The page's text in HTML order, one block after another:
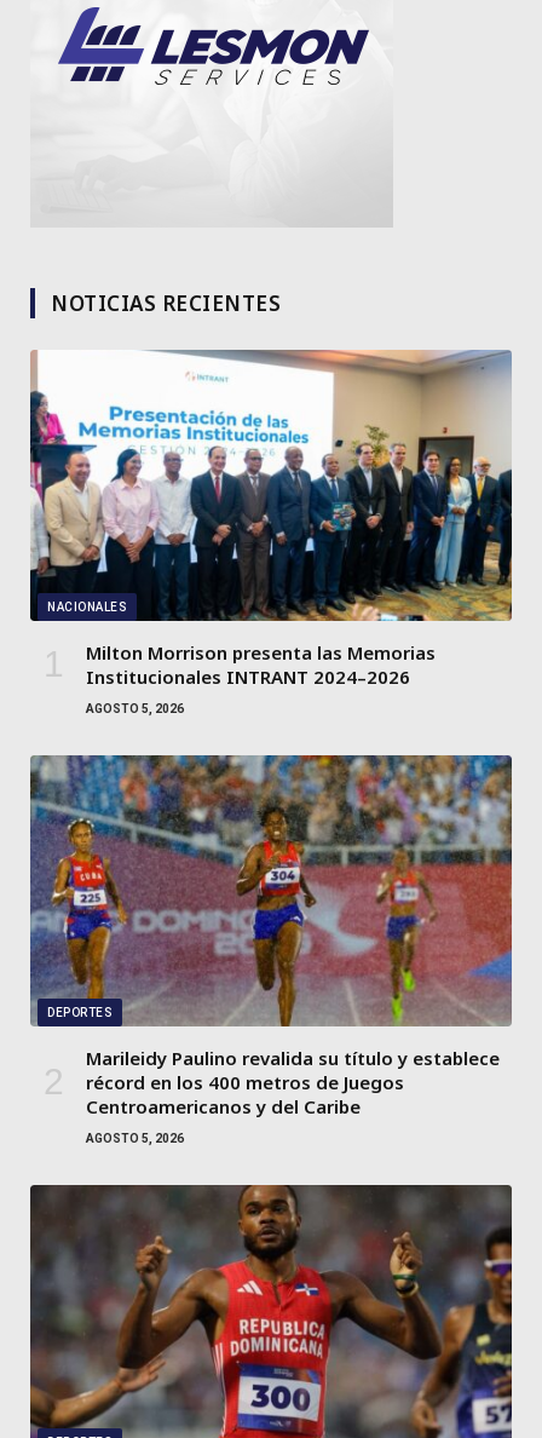
NOTICIAS RECIENTES
NACIONALES
Milton Morrison presenta las Memorias
Institucionales INTRANT 2024–2026
AGOSTO 5, 2026
DEPORTES
Marileidy Paulino revalida su título y establece
récord en los 400 metros de Juegos
Centroamericanos y del Caribe
AGOSTO 5, 2026